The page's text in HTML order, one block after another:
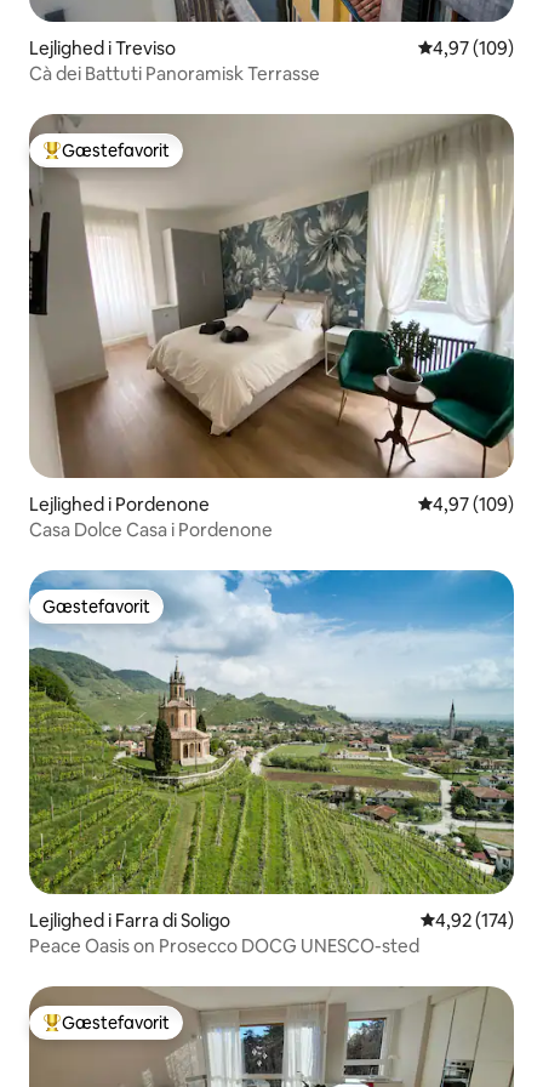
Lejlighed i Treviso 4,97 ud af 5 i
4,97 (109)
Cà dei Battuti Panoramisk Terrasse
Bedste gæstefavorit
Gæstefavorit
Lejlighed i Pordenone 4,97 ud af 5 i
4,97 (109)
Casa Dolce Casa i Pordenone
Gæstefavorit
Gæstefavorit
Lejlighed i Farra di Soligo 4,92 ud af 5 i
4,92 (174)
Peace Oasis on Prosecco DOCG UNESCO-sted
Bedste gæstefavorit
Gæstefavorit